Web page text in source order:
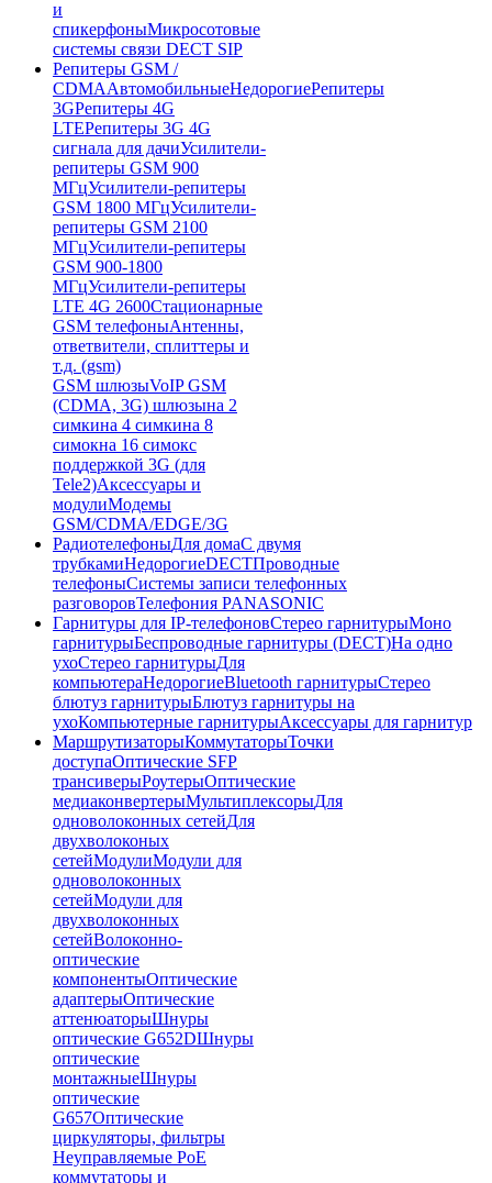
и
спикерфоныМикросотовые
системы связи DECT SIP
Репитеры GSM /
CDMAАвтомобильныеНедорогиеРепитеры
3GРепитеры 4G
LTEРепитеры 3G 4G
сигнала для дачиУсилители-
репитеры GSM 900
МГцУсилители-репитеры
GSM 1800 МГцУсилители-
репитеры GSM 2100
МГцУсилители-репитеры
GSM 900-1800
МГцУсилители-репитеры
LTE 4G 2600Стационарные
GSM телефоныАнтенны,
ответвители, сплиттеры и
т.д. (gsm)
GSM шлюзыVoIP GSM
(CDMA, 3G) шлюзына 2
симкина 4 симкина 8
симокна 16 симокс
поддержкой 3G (для
Tele2)Аксессуары и
модулиМодемы
GSM/CDMA/EDGE/3G
РадиотелефоныДля домаС двумя
трубкамиНедорогиеDECTПроводные
телефоныСистемы записи телефонных
разговоровТелефония PANASONIC
Гарнитуры для IP-телефоновСтерео гарнитурыМоно
гарнитурыБеспроводные гарнитуры (DECT)На одно
ухоСтерео гарнитурыДля
компьютераНедорогиеBluetooth гарнитурыСтерео
блютуз гарнитурыБлютуз гарнитуры на
ухоКомпьютерные гарнитурыАксессуары для гарнитур
МаршрутизаторыКоммутаторыТочки
доступаОптические SFP
трансиверыРоутерыОптические
медиаконвертерыМультиплексорыДля
одноволоконных сетейДля
двухволоконых
сетейМодулиМодули для
одноволоконных
сетейМодули для
двухволоконных
сетейВолоконно-
оптические
компонентыОптические
адаптерыОптические
аттенюаторыШнуры
оптические G652DШнуры
оптические
монтажныеШнуры
оптические
G657Оптические
циркуляторы, фильтры
Неуправляемые PoE
коммутаторы и